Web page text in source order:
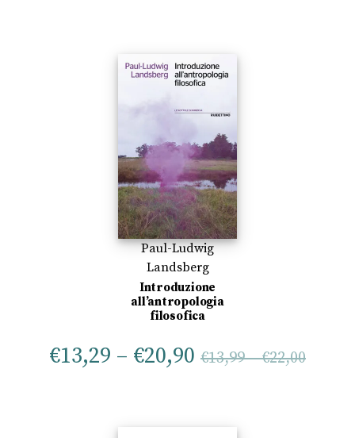
Paul-Ludwig
Landsberg
Introduzione
all’antropologia
filosofica
€13,29 – €20,90 €13,99–€22,00